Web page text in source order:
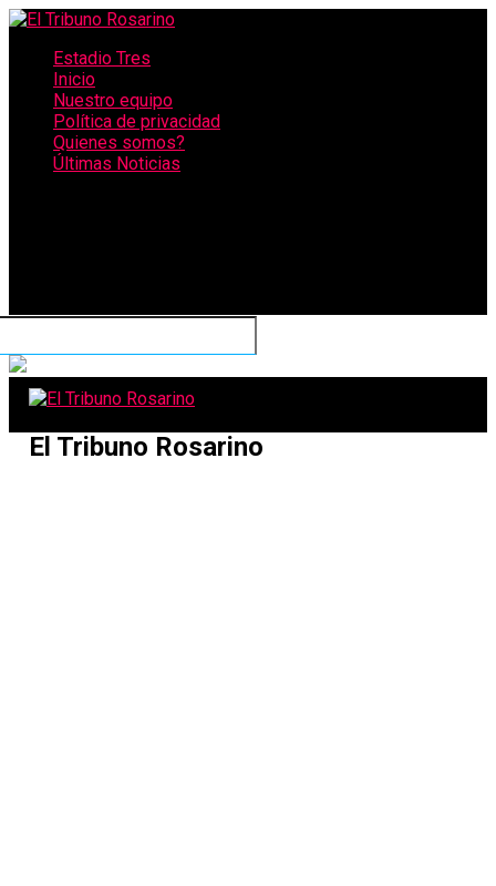
Estadio Tres
Inicio
Nuestro equipo
Política de privacidad
Quienes somos?
Últimas Noticias
El Tribuno Rosarino